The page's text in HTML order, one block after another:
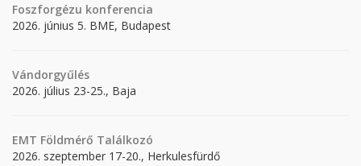
Foszforgézu konferencia
2026. június 5. BME, Budapest
Vándorgyűlés
2026. július 23-25., Baja
EMT Földmérő Találkozó
2026. szeptember 17-20., Herkulesfürdő